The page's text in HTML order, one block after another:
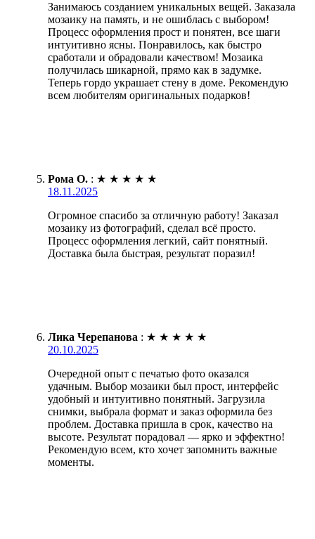
Занимаюсь созданием уникальных вещей. Заказала
мозаику на память, и не ошиблась с выбором!
Процесс оформления прост и понятен, все шаги
интуитивно ясны. Понравилось, как быстро
сработали и обрадовали качеством! Мозаика
получилась шикарной, прямо как в задумке.
Теперь гордо украшает стену в доме. Рекомендую
всем любителям оригинальных подарков!
Рома О. : ★ ★ ★ ★ ★
18.11.2025
Огромное спасибо за отличную работу! Заказал
мозаику из фотографий, сделал всё просто.
Процесс оформления легкий, сайт понятный.
Доставка была быстрая, результат поразил!
Лика Черепанова : ★ ★ ★ ★ ★
20.10.2025
Очередной опыт с печатью фото оказался
удачным. Выбор мозаики был прост, интерфейс
удобный и интуитивно понятный. Загрузила
снимки, выбрала формат и заказ оформила без
проблем. Доставка пришла в срок, качество на
высоте. Результат порадовал — ярко и эффектно!
Рекомендую всем, кто хочет запомнить важные
моменты.